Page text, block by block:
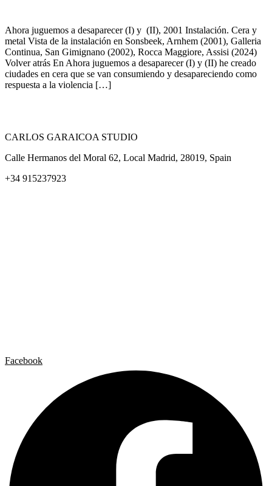
Ahora juguemos a desaparecer (I) y (II), 2001 Instalación. Cera y
metal Vista de la instalación en Sonsbeek, Arnhem (2001), Galleria
Continua, San Gimignano (2002), Rocca Maggiore, Assisi (2024)
Volver atrás En Ahora juguemos a desaparecer (I) y (II) he creado
ciudades en cera que se van consumiendo y desapareciendo como
respuesta a la violencia […]
CARLOS GARAICOA STUDIO
Calle Hermanos del Moral 62, Local Madrid, 28019, Spain
+34 915237923
Facebook